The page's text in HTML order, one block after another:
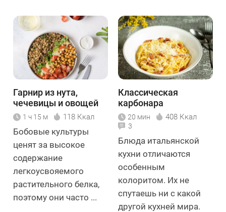
Гарнир из нута,
чечевицы и овощей
1 ч 15 м 118 Ккал
Бобовые культуры
ценят за высокое
содержание
легкоусвояемого
растительного белка,
поэтому они часто ...
Классическая
карбонара
20 мин 408 Ккал
3
Блюда итальянской
кухни отличаются
особенным
колоритом. Их не
спутаешь ни с какой
другой кухней мира.